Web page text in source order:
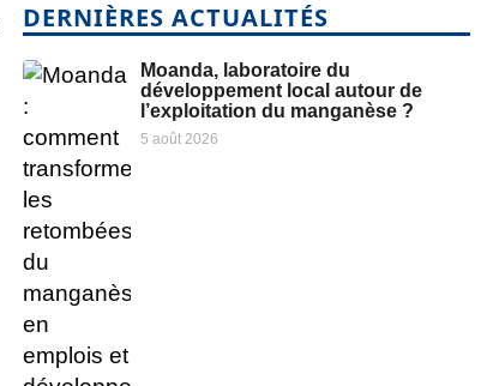
DERNIÈRES ACTUALITÉS
Moanda, laboratoire du
développement local autour de
l’exploitation du manganèse ?
5 août 2026